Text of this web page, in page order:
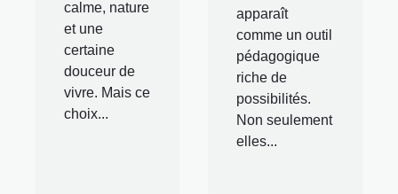
calme, nature
et une
certaine
douceur de
vivre. Mais ce
choix...
apparaît
comme un outil
pédagogique
riche de
possibilités.
Non seulement
elles...